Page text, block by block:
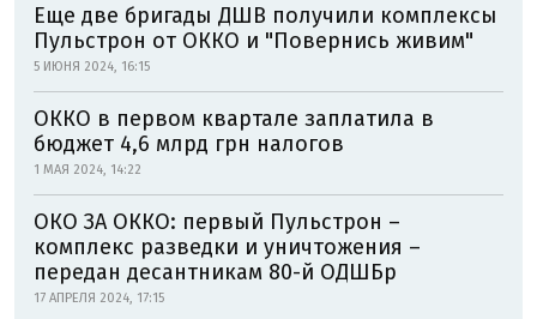
Еще две бригады ДШВ получили комплексы
Пульстрон от ОККО и "Повернись живим"
5 ИЮНЯ 2024, 16:15
ОККО в первом квартале заплатила в
бюджет 4,6 млрд грн налогов
1 МАЯ 2024, 14:22
ОКО ЗА ОККО: первый Пульстрон –
комплекс разведки и уничтожения –
передан десантникам 80-й ОДШБр
17 АПРЕЛЯ 2024, 17:15